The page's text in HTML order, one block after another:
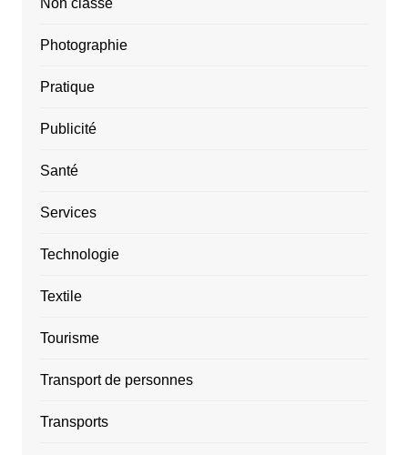
Non classé
Photographie
Pratique
Publicité
Santé
Services
Technologie
Textile
Tourisme
Transport de personnes
Transports